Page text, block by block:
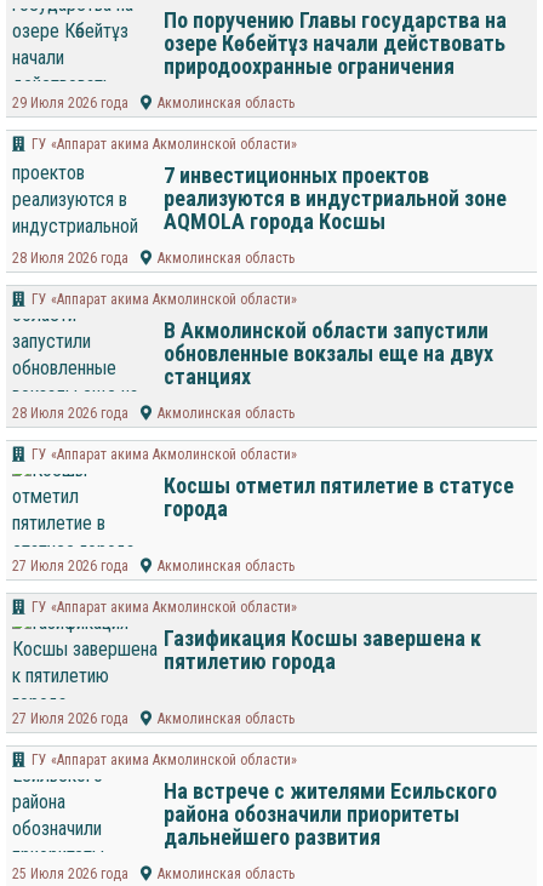
По поручению Главы государства на
озере Көбейтұз начали действовать
природоохранные ограничения
29 Июля 2026 года Акмолинская область
ГУ «Аппарат акима Акмолинской области»
7 инвестиционных проектов
реализуются в индустриальной зоне
AQMOLA города Косшы
28 Июля 2026 года Акмолинская область
ГУ «Аппарат акима Акмолинской области»
В Акмолинской области запустили
обновленные вокзалы еще на двух
станциях
28 Июля 2026 года Акмолинская область
ГУ «Аппарат акима Акмолинской области»
Косшы отметил пятилетие в статусе
города
27 Июля 2026 года Акмолинская область
ГУ «Аппарат акима Акмолинской области»
Газификация Косшы завершена к
пятилетию города
27 Июля 2026 года Акмолинская область
ГУ «Аппарат акима Акмолинской области»
На встрече с жителями Есильского
района обозначили приоритеты
дальнейшего развития
25 Июля 2026 года Акмолинская область